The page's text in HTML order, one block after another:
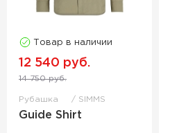
Товар в наличии
12 540 руб.
14 750 руб.
Рубашка SIMMS
Guide Shirt